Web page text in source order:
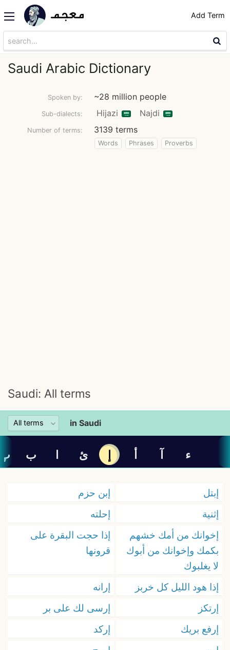
Add Term
Saudi Arabic Dictionary
Spoken by: ~28 million people
Sub-dialects: Hijazi Najdi
Number of terms: 3139 terms
Words Phrases Proverbs
Saudi: All terms
in Saudi
ء آ أ إ ئ ا ب
إبتل
إبن حزم
إثنية
إحلته
إخوانك من أمك خشهم
بكمك وإخوانك من أبوك
لا يغلبوك
إذا حجت البقرة على
قرونها
إذا هود الليل كل خربز
إرانه
إرتكز
إرسى لك على بر
إرفع بريك
إركد